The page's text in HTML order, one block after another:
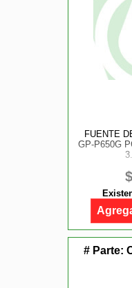
FUENTE
GP-P650G
$
# Parte: